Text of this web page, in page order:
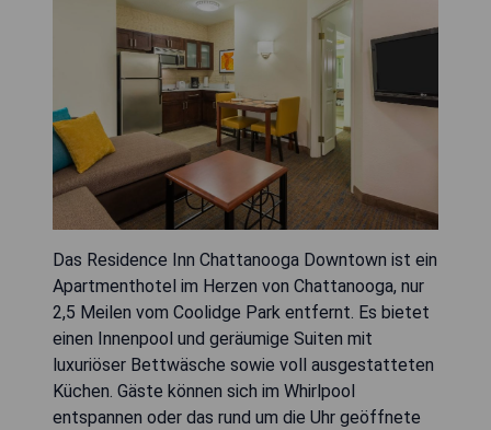
Das Residence Inn Chattanooga Downtown ist ein
Apartmenthotel im Herzen von Chattanooga, nur
2,5 Meilen vom Coolidge Park entfernt. Es bietet
einen Innenpool und geräumige Suiten mit
luxuriöser Bettwäsche sowie voll ausgestatteten
Küchen. Gäste können sich im Whirlpool
entspannen oder das rund um die Uhr geöffnete